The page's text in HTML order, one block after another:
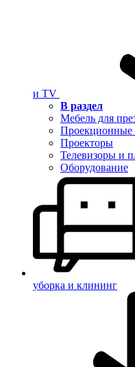
и TV
В раздел
Мебель для
Проекционные
Проекторы
Телевизоры и
Оборудование
уборка и клининг